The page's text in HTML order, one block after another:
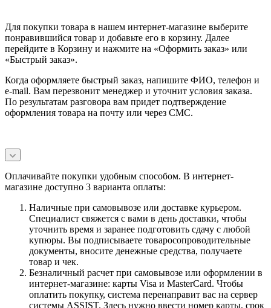
Для покупки товара в нашем интернет-магазине выберите
понравившийся товар и добавьте его в корзину. Далее
перейдите в Корзину и нажмите на «Оформить заказ» или
«Быстрый заказ».
Когда оформляете быстрый заказ, напишите ФИО, телефон и
e-mail. Вам перезвонит менеджер и уточнит условия заказа.
По результатам разговора вам придет подтверждение
оформления товара на почту или через СМС.
Оплачивайте покупки удобным способом. В интернет-
магазине доступно 3 варианта оплаты:
Наличные при самовывозе или доставке курьером.
Специалист свяжется с вами в день доставки, чтобы
уточнить время и заранее подготовить сдачу с любой
купюры. Вы подписываете товаросопроводительные
документы, вносите денежные средства, получаете
товар и чек.
Безналичный расчет при самовывозе или оформлении в
интернет-магазине: карты Visa и MasterCard. Чтобы
оплатить покупку, система перенаправит вас на сервер
системы ASSIST. Здесь нужно ввести номер карты, срок